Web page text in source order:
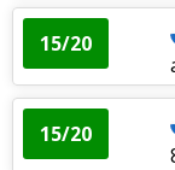
15/20
15/20